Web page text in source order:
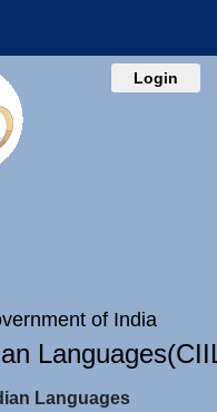
Login
of India
Languages